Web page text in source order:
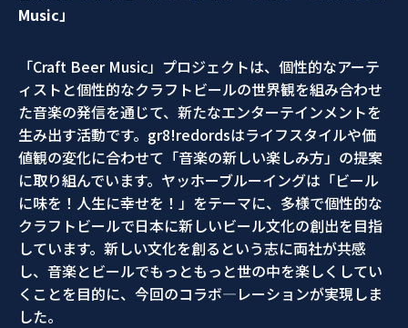
Music 」
「Craft Beer Music」プロジェクトは、個性的なアーテ
ィストと個性的なクラフトビールの世界観を組み合わせ
た音楽の発信を通じて、新たなエンターテインメントを
生み出す活動です。gr8!redordsはライフスタイルや価
値観の変化に合わせて「音楽の新しい楽しみ方」の提案
に取り組んでいます。ヤッホーブルーイングは「ビール
に味を！人生に幸せを！」をテーマに、多様で個性的な
クラフトビールで日本に新しいビール文化の創出を目指
しています。新しい文化を創るという志に両社が共感
し、音楽とビールでもっともっと世の中を楽しくしてい
くことを目的に、今回のコラボ―レーションが実現しま
した。